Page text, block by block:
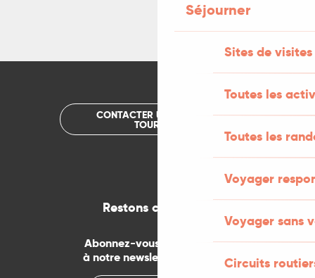
Séjourner
Sites de visites
Toutes les
Toutes les
Voyager
Voyager sans
Circuits
CONTACTER UN OFFICE DE
TOURISME
Restons connectés
Abonnez-vous gratuitement
à notre newsletter mensuelle